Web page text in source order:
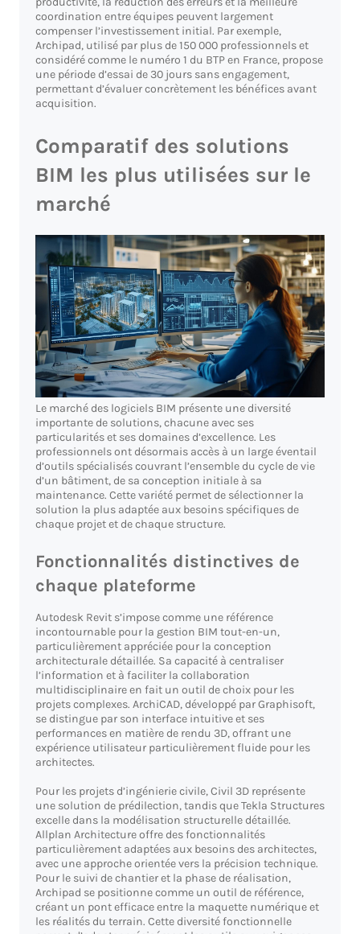
coordination entre équipes peuvent largement
compenser l’investissement initial. Par exemple,
Archipad, utilisé par plus de 150 000 professionnels et
considéré comme le numéro 1 du BTP en France, propose
une période d’essai de 30 jours sans engagement,
permettant d’évaluer concrètement les bénéfices avant
acquisition.
Comparatif des solutions
BIM les plus utilisées sur le
marché
Le marché des logiciels BIM présente une diversité
importante de solutions, chacune avec ses
particularités et ses domaines d’excellence. Les
professionnels ont désormais accès à un large éventail
d’outils spécialisés couvrant l’ensemble du cycle de vie
d’un bâtiment, de sa conception initiale à sa
maintenance. Cette variété permet de sélectionner la
solution la plus adaptée aux besoins spécifiques de
chaque projet et de chaque structure.
Fonctionnalités distinctives de
chaque plateforme
Autodesk Revit s’impose comme une référence
incontournable pour la gestion BIM tout-en-un,
particulièrement appréciée pour la conception
architecturale détaillée. Sa capacité à centraliser
l’information et à faciliter la collaboration
multidisciplinaire en fait un outil de choix pour les
projets complexes. ArchiCAD, développé par Graphisoft,
se distingue par son interface intuitive et ses
performances en matière de rendu 3D, offrant une
expérience utilisateur particulièrement fluide pour les
architectes.
Pour les projets d’ingénierie civile, Civil 3D représente
une solution de prédilection, tandis que Tekla Structures
excelle dans la modélisation structurelle détaillée.
Allplan Architecture offre des fonctionnalités
particulièrement adaptées aux besoins des architectes,
avec une approche orientée vers la précision technique.
Pour le suivi de chantier et la phase de réalisation,
Archipad se positionne comme un outil de référence,
créant un pont efficace entre la maquette numérique et
les réalités du terrain. Cette diversité fonctionnelle